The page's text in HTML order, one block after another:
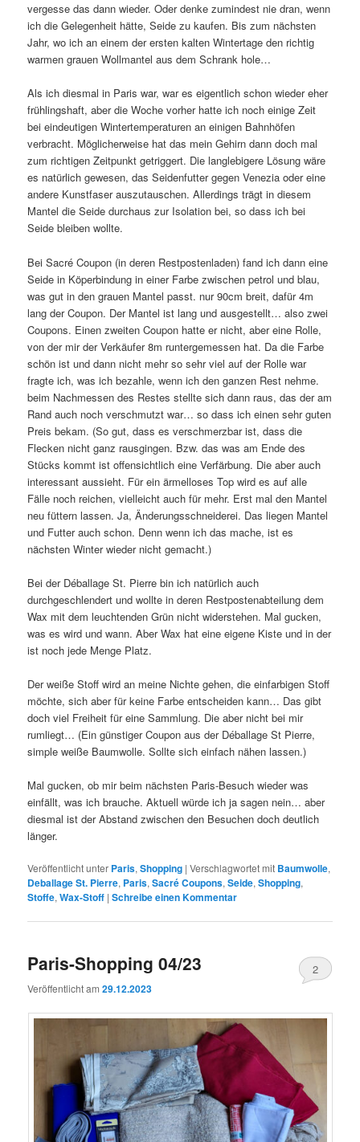
vergesse das dann wieder. Oder denke zumindest nie dran, wenn
ich die Gelegenheit hätte, Seide zu kaufen. Bis zum nächsten
Jahr, wo ich an einem der ersten kalten Wintertage den richtig
warmen grauen Wollmantel aus dem Schrank hole…
Als ich diesmal in Paris war, war es eigentlich schon wieder eher
frühlingshaft, aber die Woche vorher hatte ich noch einige Zeit
bei eindeutigen Wintertemperaturen an einigen Bahnhöfen
verbracht. Möglicherweise hat das mein Gehirn dann doch mal
zum richtigen Zeitpunkt getriggert. Die langlebigere Lösung wäre
es natürlich gewesen, das Seidenfutter gegen Venezia oder eine
andere Kunstfaser auszutauschen. Allerdings trägt in diesem
Mantel die Seide durchaus zur Isolation bei, so dass ich bei
Seide bleiben wollte.
Bei Sacré Coupon (in deren Restpostenladen) fand ich dann eine
Seide in Köperbindung in einer Farbe zwischen petrol und blau,
was gut in den grauen Mantel passt. nur 90cm breit, dafür 4m
lang der Coupon. Der Mantel ist lang und ausgestellt… also zwei
Coupons. Einen zweiten Coupon hatte er nicht, aber eine Rolle,
von der mir der Verkäufer 8m runtergemessen hat. Da die Farbe
schön ist und dann nicht mehr so sehr viel auf der Rolle war
fragte ich, was ich bezahle, wenn ich den ganzen Rest nehme.
beim Nachmessen des Restes stellte sich dann raus, das der am
Rand auch noch verschmutzt war… so dass ich einen sehr guten
Preis bekam. (So gut, dass es verschmerzbar ist, dass die
Flecken nicht ganz rausgingen. Bzw. das was am Ende des
Stücks kommt ist offensichtlich eine Verfärbung. Die aber auch
interessant aussieht. Für ein ärmelloses Top wird es auf alle
Fälle noch reichen, vielleicht auch für mehr. Erst mal den Mantel
neu füttern lassen. Ja, Änderungsschneiderei. Das liegen Mantel
und Futter auch schon. Denn wenn ich das mache, ist es
nächsten Winter wieder nicht gemacht.)
Bei der Déballage St. Pierre bin ich natürlich auch
durchgeschlendert und wollte in deren Restpostenabteilung dem
Wax mit dem leuchtenden Grün nicht widerstehen. Mal gucken,
was es wird und wann. Aber Wax hat eine eigene Kiste und in der
ist noch jede Menge Platz.
Der weiße Stoff wird an meine Nichte gehen, die einfarbigen Stoff
möchte, sich aber für keine Farbe entscheiden kann… Das gibt
doch viel Freiheit für eine Sammlung. Die aber nicht bei mir
rumliegt… (Ein günstiger Coupon aus der Déballage St Pierre,
simple weiße Baumwolle. Sollte sich einfach nähen lassen.)
Mal gucken, ob mir beim nächsten Paris-Besuch wieder was
einfällt, was ich brauche. Aktuell würde ich ja sagen nein… aber
diesmal ist der Abstand zwischen den Besuchen doch deutlich
länger.
Veröffentlicht unter Paris,Shopping |Verschlagwortet mit Baumwolle,
Deballage St. Pierre, Paris,Sacré Coupons,Seide,Shopping,
Stoffe,Wax-Stoff |Schreibe einen Kommentar
Paris-Shopping 04/23
Veröffentlicht am29.12.2023
2